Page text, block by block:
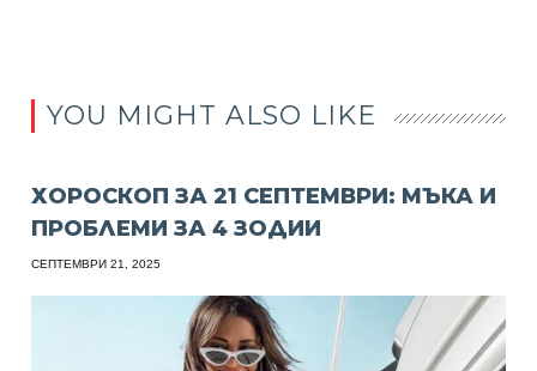
YOU MIGHT ALSO LIKE
ХОРОСКОП ЗА 21 СЕПТЕМВРИ: МЪКА И
ПРОБЛЕМИ ЗА 4 ЗОДИИ
СЕПТЕМВРИ 21, 2025